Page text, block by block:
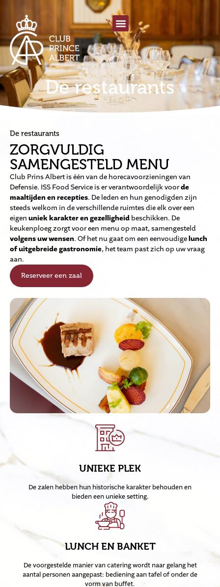
De restaurants
De restaurants
ZORGVULDIG
SAMENGESTELD MENU
Club Prins Albert is één van de horecavoorzieningen van
Defensie. ISS Food Service is er verantwoordelijk voorde
maaltijden en recepties. De leden en hun genodigden zijn
steeds welkom in de verschillende ruimtes die elk over een
eigen uniek karakter en gezelligheid beschikken. De
keukenploeg zorgt voor een menu op maat, samengesteld
volgens uw wensen. Of het nu gaat om een eenvoudigelunch
of uitgebreide gastronomie, het team past zich op uw vraag
aan.
Reserveer een zaal
UNIEKE PLEK
De zalen hebben hun historische karakter behouden en
bieden een unieke setting.
LUNCH EN BANKET
De voorgestelde manier van catering wordt naar gelang het
aantal personen aangepast: bediening aan tafel of onder de
vorm van buffet.